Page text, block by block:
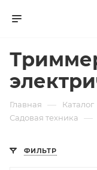
Главная — Каталог
Садовая техника —
ФИЛЬТР